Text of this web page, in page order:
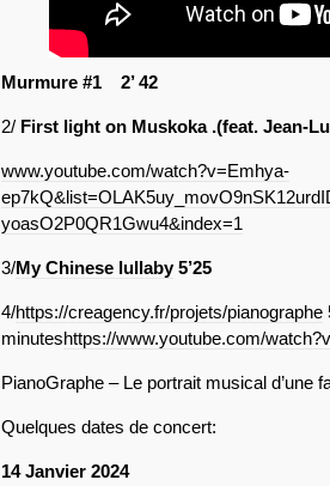
Murmure #1 2’ 42
2/ First light on Muskoka .(feat. Jean-
www.youtube.com/watch?v=Emhya-
yoasO2P0QR1Gwu4&index=1
3/My Chinese lullaby5’25
4/https://creagency.fr/projets/pianographe
minuteshttps://www.youtube.com/
PianoGraphe – Le portrait musical d’une
Quelques dates de concert:
14 Janvier 2024